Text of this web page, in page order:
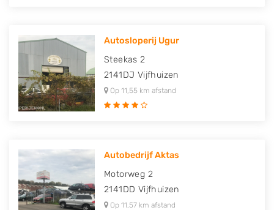
Autosloperij Ugur
Steekas 2
2141DJ Vijfhuizen
Op 11,55 km afstand
Autobedrijf Aktas
Motorweg 2
2141DD Vijfhuizen
Op 11,57 km afstand